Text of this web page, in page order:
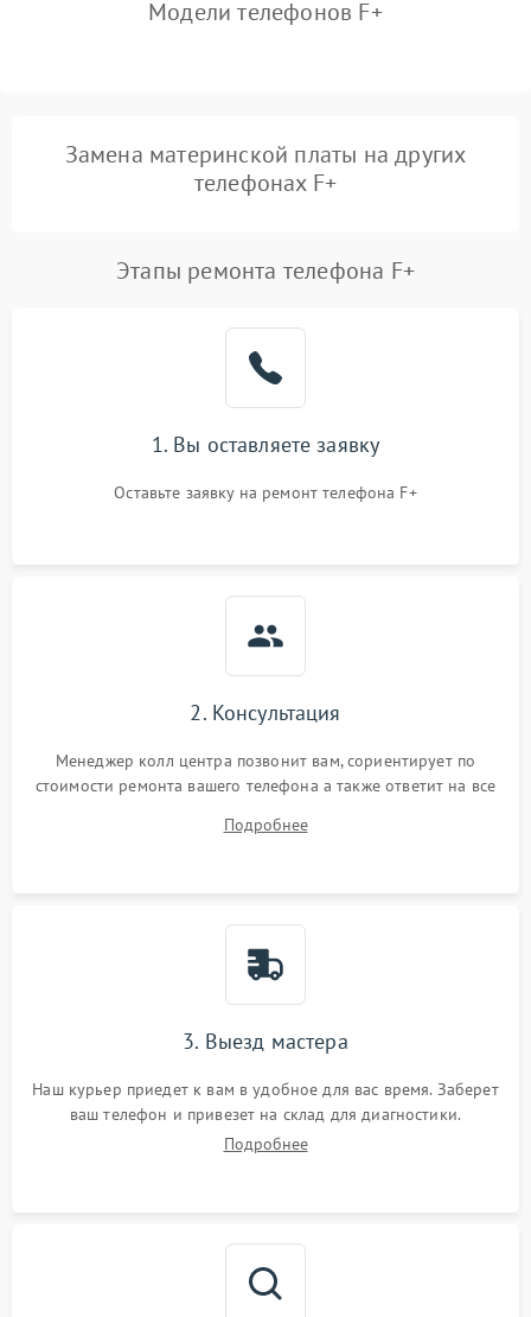
Модели телефонов F+
Замена материнской платы на других
телефонах F+
Этапы ремонта телефона F+
1. Вы оставляете заявку
Оставьте заявку на ремонт телефона F+
2. Консультация
Менеджер колл центра позвонит вам, сориентирует по
стоимости ремонта вашего телефона а также ответит на все
Подробнее
3. Выезд мастера
Наш курьер приедет к вам в удобное для вас время. Заберет
ваш телефон и привезет на склад для диагностики.
Подробнее